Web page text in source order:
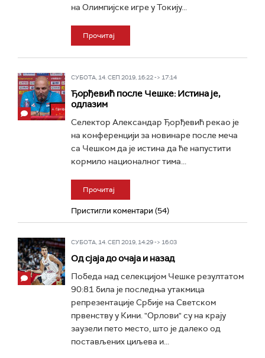
на Олимпијске игре у Токију...
Прочитај
СУБОТА, 14. СЕП 2019, 16:22 -> 17:14
Ђорђевић после Чешке: Истина је,
одлазим
Селектор Александар Ђорђевић рекао је
на конференцији за новинаре после меча
са Чешком да је истина да ће напустити
кормило националног тима...
Прочитај
Пристигли коментари (54)
СУБОТА, 14. СЕП 2019, 14:29 -> 16:03
Од сјаја до очаја и назад
Победа над селекцијом Чешке резултатом
90:81 била је последња утакмица
репрезентације Србије на Светском
првенству у Кини. "Орлови" су на крају
заузели пето место, што је далеко од
постављених циљева и...